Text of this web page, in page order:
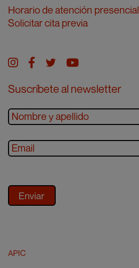
Horario de atención presencial
Solicitar cita previa
Instagram
facebook
twitteryoutube
Suscríbete al newsletter
APIC